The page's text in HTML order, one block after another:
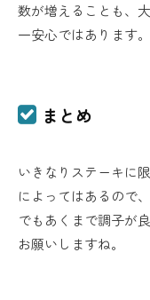
数が増えることも、
一安心ではあります。
まとめ
いきなりステーキに
によってはあるので
でもあくまで調子が
お願いしますね。